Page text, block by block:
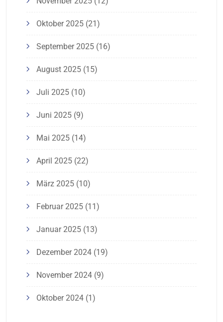
Oktober 2025 (21)
September 2025 (16)
August 2025 (15)
Juli 2025 (10)
Juni 2025 (9)
Mai 2025 (14)
April 2025 (22)
März 2025 (10)
Februar 2025 (11)
Januar 2025 (13)
Dezember 2024 (19)
November 2024 (9)
Oktober 2024 (1)